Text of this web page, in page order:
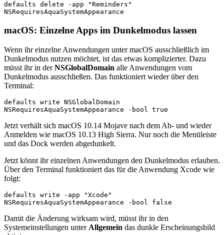
defaults delete -app "Reminders"
NSRequiresAquaSystemAppearance
macOS: Einzelne Apps im Dunkelmodus lassen
Wenn ihr einzelne Anwendungen unter macOS ausschließlich im
Dunkelmodus nutzen möchtet, ist das etwas komplizierter. Dazu
müsst ihr in derNSGlobalDomain alle Anwendungen vom
Dunkelmodus ausschließen. Das funktioniert wieder über den
Terminal:
defaults write NSGlobalDomain
NSRequiresAquaSystemAppearance -bool true
Jetzt verhält sich macOS 10.14 Mojave nach dem Ab- und wieder
Anmelden wie macOS 10.13 High Sierra. Nur noch die Menüleiste
und das Dock werden abgedunkelt.
Jetzt könnt ihr einzelnen Anwendungen den Dunkelmodus erlauben.
Über den Terminal funktioniert das für die Anwendung Xcode wie
folgt:
defaults write -app "Xcode"
NSRequiresAquaSystemAppearance -bool false
Damit die Änderung wirksam wird, müsst ihr in den
Systemeinstellungen unter Allgemein das dunkle Erscheinungsbild